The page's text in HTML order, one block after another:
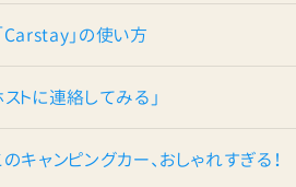
」の使い方
トに連絡してみる」
キャンピングカー、おしゃれすぎる！